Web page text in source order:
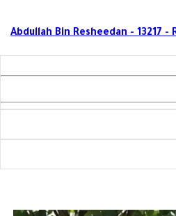
Abdullah Bin Resheedan - 13217 -